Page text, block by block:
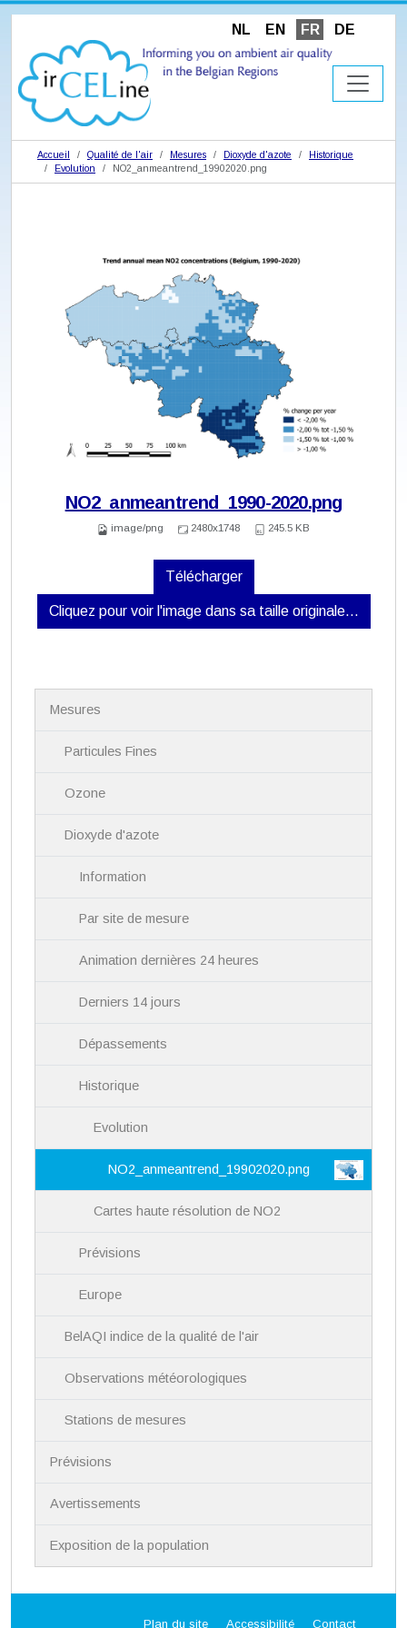
NL EN FR DE
Accueil Qualité de l'air Mesures Dioxyde d'azote
Historique
Evolution
NO2_anmeantrend_19902020.png
NO2_anmeantrend_1990-2020.png
image/png 2480x1748 245.5 KB
Télécharger
Cliquez pour voir l'image dans sa taille originale…
Mesures
Particules Fines
Ozone
Dioxyde d'azote
Information
Par site de mesure
Animation dernières 24 heures
Derniers 14 jours
Dépassements
Historique
Evolution
NO2_anmeantrend_19902020.png
Cartes haute résolution de NO2
Prévisions
Europe
BelAQI indice de la qualité de l'air
Observations météorologiques
Stations de mesures
Prévisions
Avertissements
Exposition de la population
Plan du site Accessibilité Contact